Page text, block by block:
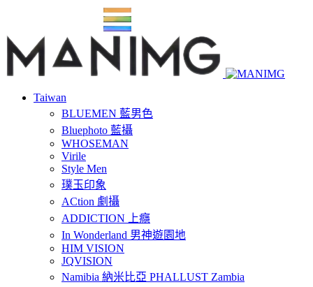
Taiwan
BLUEMEN 藍男色
Bluephoto 藍攝
WHOSEMAN
Virile
Style Men
璞玉印象
ACtion 劇攝
ADDICTION 上癮
In Wonderland 男神遊園地
HIM VISION
JQVISION
Namibia 納米比亞 PHALLUST Zambia